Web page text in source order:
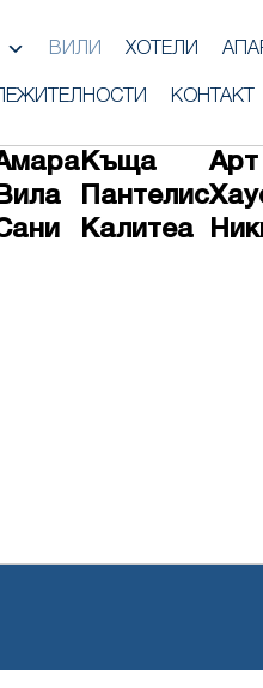
ВИЛИ ХОТЕЛИ
КОНТАКТ
Вила
Къща
Пантелис
Калитеа
Арт